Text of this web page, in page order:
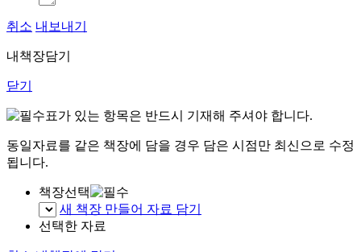
취소 내보내기
내책장담기
닫기
표가 있는 항목은 반드시 기재해 주셔야 합니다.
동일자료를 같은 책장에 담을 경우 담은 시점만 최신으로 수정
됩니다.
책장선택
새 책장 만들어 자료 담기
선택한 자료